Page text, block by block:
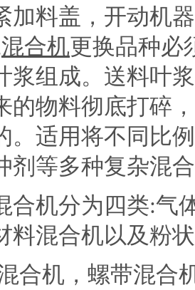
加料盖，开动机
混合机更换品种必
浆组成。送料叶
的物料彻底打碎
。适用将不同比
剂等多种复杂混
机分为四类:气体
料混合机以及粉
机，螺带混合机